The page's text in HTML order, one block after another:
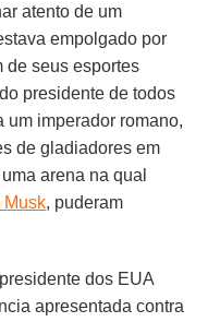
atento de um
empolgado por
de seus esportes
presidente de todos
um imperador romano,
de gladiadores em
arena na qual
Musk, puderam
dos EUA
apresentada contra